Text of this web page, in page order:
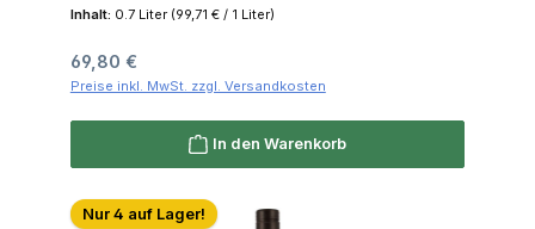
Inhalt: 0.7 Liter (99,71 € / 1 Liter)
Regulärer Preis:
69,80 €
Preise inkl. MwSt. zzgl. Versandkosten
In den Warenkorb
Nur 4 auf Lager!